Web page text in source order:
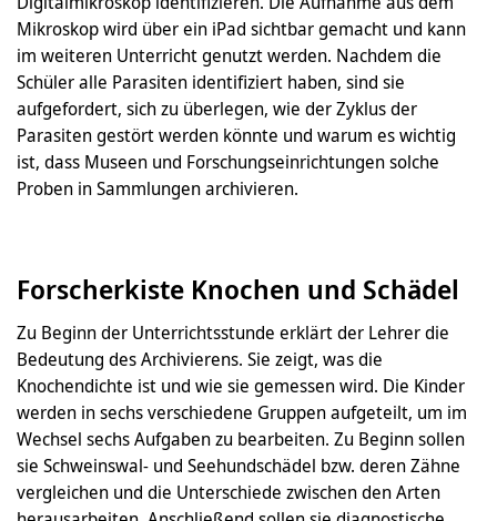
Mikroskop wird über ein iPad sichtbar gemacht und kann
im weiteren Unterricht genutzt werden. Nachdem die
Schüler alle Parasiten identifiziert haben, sind sie
aufgefordert, sich zu überlegen, wie der Zyklus der
Parasiten gestört werden könnte und warum es wichtig
ist, dass Museen und Forschungseinrichtungen solche
Proben in Sammlungen archivieren.
Forscherkiste Knochen und Schädel
Zu Beginn der Unterrichtsstunde erklärt der Lehrer die
Bedeutung des Archivierens. Sie zeigt, was die
Knochendichte ist und wie sie gemessen wird. Die Kinder
werden in sechs verschiedene Gruppen aufgeteilt, um im
Wechsel sechs Aufgaben zu bearbeiten. Zu Beginn sollen
sie Schweinswal- und Seehundschädel bzw. deren Zähne
vergleichen und die Unterschiede zwischen den Arten